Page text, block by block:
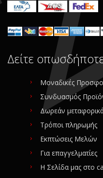
Συνδεθείτε για αγορά
Δείτε
Μοναδικές
Συνδυασμός
Δωρεάν
Τρόποι πληρωμής
Εκπτώσεις Μελών
Για επαγγελματίες
Η Σελίδα μας στο